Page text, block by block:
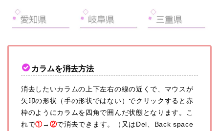
カラムを消去方法
消去したいカラムの上下左右の線の近くで、マウスが
矢印の形状（手の形状ではない）でクリックすると赤
枠のようにカラムを四角で囲んだ状態となります。こ
れで①→ ②で消去できます。（又はDel、Back space